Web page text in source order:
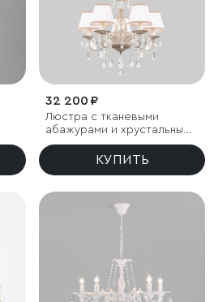
32 200 ₽
Люстра с тканевыми
абажурами и хрустальными
подвесками
КУПИТЬ